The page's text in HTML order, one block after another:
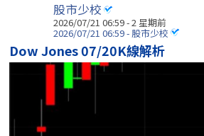
股市少校
2026/07/21 06:59 - 2 星期前
2026/07/21 06:59 - 股市少校
Dow Jones 07/20K線解析